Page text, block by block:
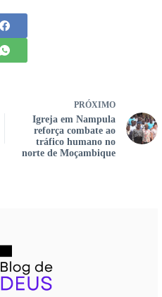
PRÓXIMO
Igreja em Nampula
reforça combate ao
tráfico humano no
norte de Moçambique